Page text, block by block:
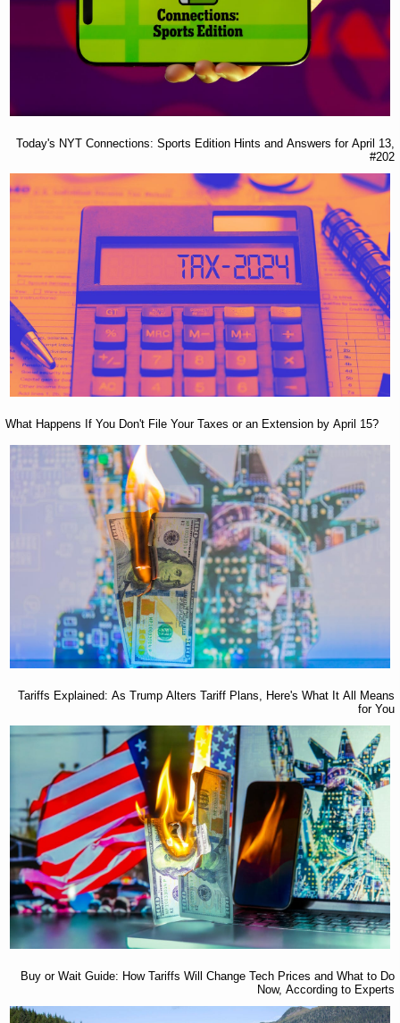
Today's NYT Connections: Sports Edition Hints and Answers for April 13,
#202
What Happens If You Don't File Your Taxes or an Extension by April 15?
Tariffs Explained: As Trump Alters Tariff Plans, Here's What It All Means
for You
Buy or Wait Guide: How Tariffs Will Change Tech Prices and What to Do
Now, According to Experts